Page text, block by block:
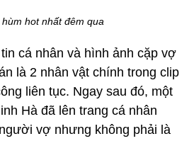
hùm hot nhất đêm qua
cá nhân và hình ảnh cặp vợ
là 2 nhân vật chính trong clip
liên tục. Ngay sau đó, một
Hà đã lên trang cá nhân
vợ nhưng không phải là